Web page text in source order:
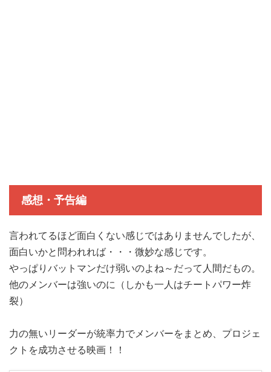
感想・予告編
言われてるほど面白くない感じではありませんでしたが、
面白いかと問われれば・・・微妙な感じです。
やっぱりバットマンだけ弱いのよね～だって人間だもの。
他のメンバーは強いのに（しかも一人はチートパワー炸
裂）
力の無いリーダーが統率力でメンバーをまとめ、プロジェ
クトを成功させる映画！！